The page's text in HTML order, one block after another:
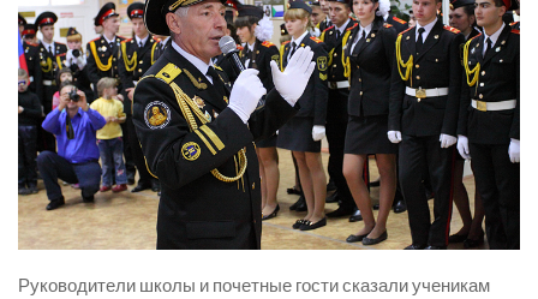
Руководители школы и почетные гости сказали ученикам